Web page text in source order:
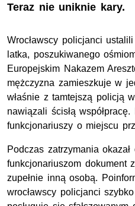
Teraz nie uniknie kary.
Wrocławscy policjanci
latka, poszukiwanego
Europejskim Nakazem
mężczyzna zamieszkuje w
właśnie z tamtejszą policją
nawiązali ścisłą
funkcjonariuszy o miejscu
Podczas zatrzymania
funkcjonariuszom dokument
zupełnie inną osobą.
wrocławscy policjanci